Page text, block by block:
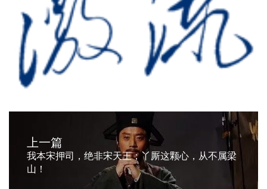
上一篇
我本宋押司，绝非宋天王；丫厮这颗心，从不属梁
山！